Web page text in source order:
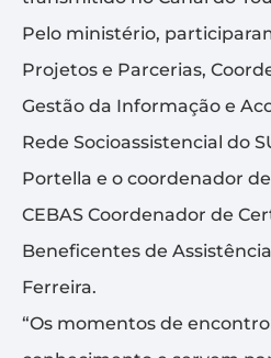
Pelo ministério,
Projetos e Parcerias,
Gestão da Informação e
Rede Socioassistencial do
Portella e o coordenador
CEBAS Coordenador de
Beneficentes de
Ferreira.
“Os momentos de